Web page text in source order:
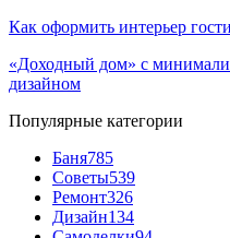
Как оформить интерьер
«Доходный дом» с
дизайном
Популярные категории
Баня785
Советы539
Ремонт326
Дизайн134